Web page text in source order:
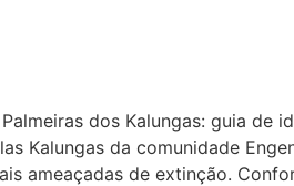
dos Kalungas: guia
Kalungas da comunidade
ameaçadas de extinção.